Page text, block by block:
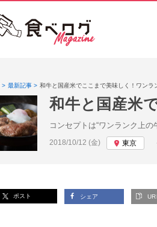
最新記事 和牛と国産米でここまで美味しく！ワンラ
和牛と国産米
コンセプトは“ワンランク上
投稿日:
2018/10/12 (金) 東京
ポスト シェア